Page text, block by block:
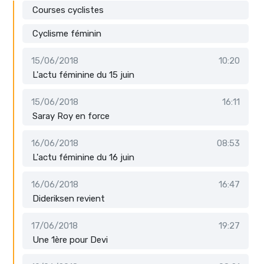
Courses cyclistes
Cyclisme féminin
15/06/2018
10:20
L'actu féminine du 15 juin
15/06/2018
16:11
Saray Roy en force
16/06/2018
08:53
L'actu féminine du 16 juin
16/06/2018
16:47
Dideriksen revient
17/06/2018
19:27
Une 1ère pour Devi